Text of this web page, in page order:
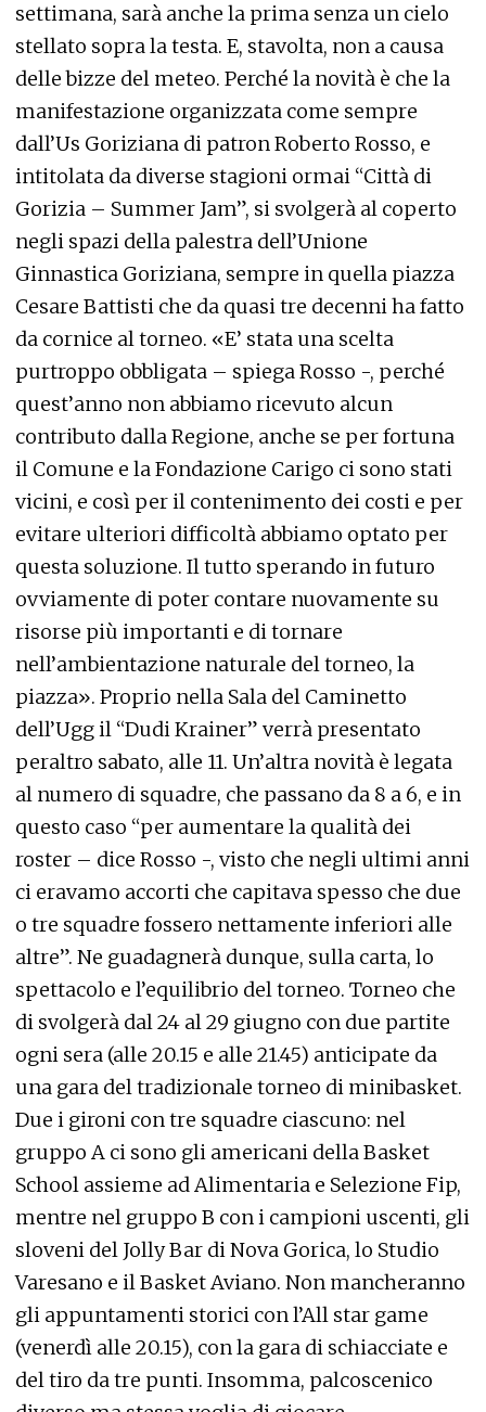
settimana, sarà anche la prima senza un cielo
stellato sopra la testa. E, stavolta, non a causa
delle bizze del meteo. Perché la novità è che la
manifestazione organizzata come sempre
dall’Us Goriziana di patron Roberto Rosso, e
intitolata da diverse stagioni ormai “Città di
Gorizia – Summer Jam”, si svolgerà al coperto
negli spazi della palestra dell’Unione
Ginnastica Goriziana, sempre in quella piazza
Cesare Battisti che da quasi tre decenni ha fatto
da cornice al torneo. «E’ stata una scelta
purtroppo obbligata – spiega Rosso -, perché
quest’anno non abbiamo ricevuto alcun
contributo dalla Regione, anche se per fortuna
il Comune e la Fondazione Carigo ci sono stati
vicini, e così per il contenimento dei costi e per
evitare ulteriori difficoltà abbiamo optato per
questa soluzione. Il tutto sperando in futuro
ovviamente di poter contare nuovamente su
risorse più importanti e di tornare
nell’ambientazione naturale del torneo, la
piazza». Proprio nella Sala del Caminetto
dell’Ugg il “Dudi Krainer” verrà presentato
peraltro sabato, alle 11. Un’altra novità è legata
al numero di squadre, che passano da 8 a 6, e in
questo caso “per aumentare la qualità dei
roster – dice Rosso -, visto che negli ultimi anni
ci eravamo accorti che capitava spesso che due
o tre squadre fossero nettamente inferiori alle
altre”. Ne guadagnerà dunque, sulla carta, lo
spettacolo e l’equilibrio del torneo. Torneo che
di svolgerà dal 24 al 29 giugno con due partite
ogni sera (alle 20.15 e alle 21.45) anticipate da
una gara del tradizionale torneo di minibasket.
Due i gironi con tre squadre ciascuno: nel
gruppo A ci sono gli americani della Basket
School assieme ad Alimentaria e Selezione Fip,
mentre nel gruppo B con i campioni uscenti, gli
sloveni del Jolly Bar di Nova Gorica, lo Studio
Varesano e il Basket Aviano. Non mancheranno
gli appuntamenti storici con l’All star game
(venerdì alle 20.15), con la gara di schiacciate e
del tiro da tre punti. Insomma, palcoscenico